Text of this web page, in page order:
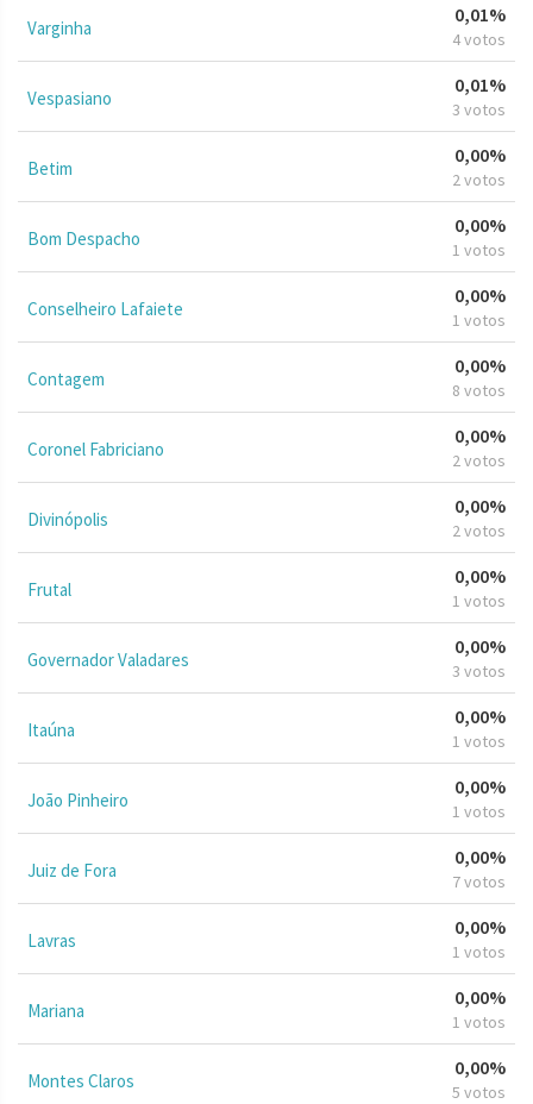
Varginha
0,01%
4 votos
Vespasiano
0,01%
3 votos
Betim
0,00%
2 votos
Bom Despacho
0,00%
1 votos
Conselheiro Lafaiete
0,00%
1 votos
Contagem
0,00%
8 votos
Coronel Fabriciano
0,00%
2 votos
Divinópolis
0,00%
2 votos
Frutal
0,00%
1 votos
Governador Valadares
0,00%
3 votos
Itaúna
0,00%
1 votos
João Pinheiro
0,00%
1 votos
Juiz de Fora
0,00%
7 votos
Lavras
0,00%
1 votos
Mariana
0,00%
1 votos
Montes Claros
0,00%
5 votos